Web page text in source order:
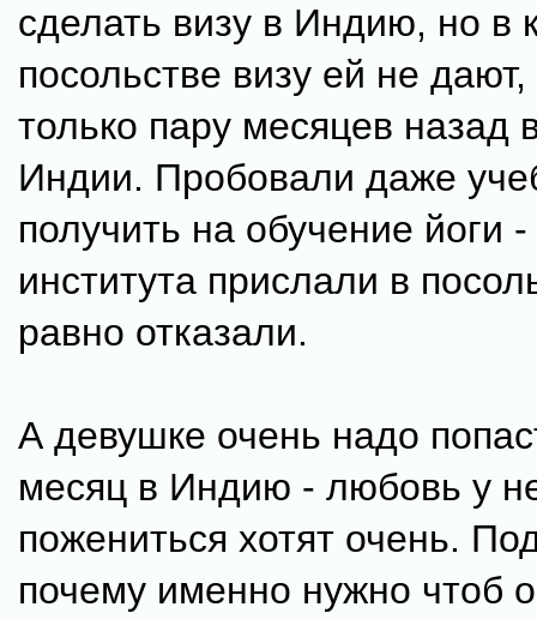
сделать визу в Индию, но в
посольстве визу ей не дают,
только пару месяцев назад
Индии. Пробовали даже
получить на обучение йоги
института прислали в
равно отказали.
А девушке очень надо
месяц в Индию - любовь у
пожениться хотят очень.
почему именно нужно чтоб